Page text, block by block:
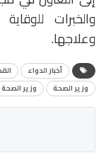
والخبرات
وعلاجها.
أخبار الدواء
وزير الصحة
وزير